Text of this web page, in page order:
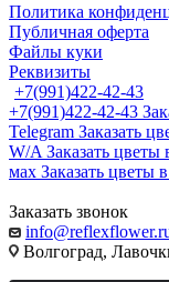
Политика
Публичная оферта
Файлы куки
Реквизиты
+7(991)422-42-43
+7(991)422-42-43
Telegram Заказать
W/A Заказать цветы
мах Заказать цветы
Заказать звонок
Волгоград,